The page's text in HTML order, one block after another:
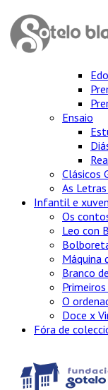
Ensaio
Clásicos
As
Infantil e
Os
Leo con
Máquina
Branco
O
Doce x
Fóra de